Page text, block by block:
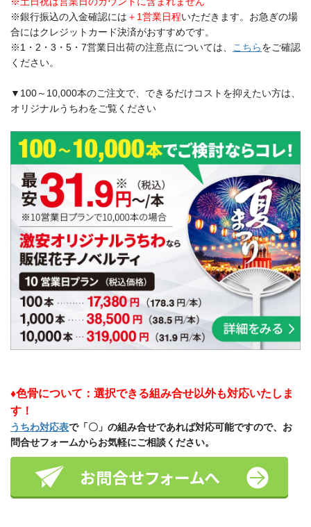
※銀行振込の入金確認には ＋1営業日程いただきます。お急ぎの場
合にはクレジットカード決済がおすすめです。
※1・2・3・5・7営業日出荷の注意点については、 こちらをご確認
ください。
▼100～10,000本のご注文で、できるだけコストを抑えたい方は、
オリジナルうちわをご覧ください
♦色骨について：選択できる組み合せ以外も対応いたしま
す！
うちわ対応表で「〇」の組み合せであれば対応可能ですので、お
問合せフォームからお気軽にご相談ください。